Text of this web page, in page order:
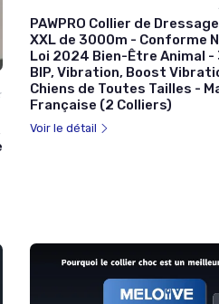
PAWPRO Collier de
XXL de 3000m - Conforme
Loi 2024 Bien-Être Animal -
BIP, Vibration, Boost
Chiens de Toutes Tailles -
Française (2 Colliers)
Voir le détail